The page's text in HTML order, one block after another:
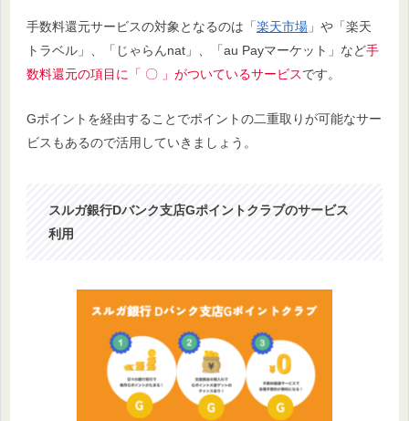
手数料還元サービスの対象となるのは「楽天市場 」や「楽天
トラベル」、「じゃらんnat」、「au Payマーケット」など手
数料還元の項目に「 〇 」がついているサービスです。
Gポイントを経由することでポイントの二重取りが可能なサー
ビスもあるので活用していきましょう。
スルガ銀行Dバンク支店Gポイントクラブのサービス
利用